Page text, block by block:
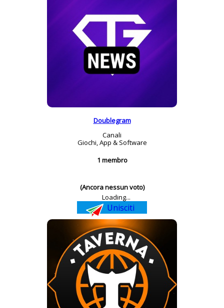
Doublegram
Canali
Giochi, App & Software
1 membro
(Ancora nessun voto)
Loading...
Unisciti